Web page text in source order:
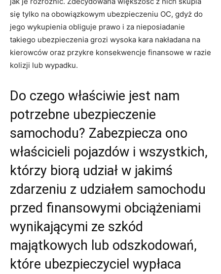
się tylko na obowiązkowym ubezpieczeniu OC, gdyż do
jego wykupienia obliguje prawo i za nieposiadanie
takiego ubezpieczenia grozi wysoka kara nakładana na
kierowców oraz przykre konsekwencje finansowe w razie
kolizji lub wypadku.
Do czego właściwie jest nam
potrzebne ubezpieczenie
samochodu? Zabezpiecza ono
właścicieli pojazdów i wszystkich,
którzy biorą udział w jakimś
zdarzeniu z udziałem samochodu
przed finansowymi obciążeniami
wynikającymi ze szkód
majątkowych lub odszkodowań,
które ubezpieczyciel wypłaca